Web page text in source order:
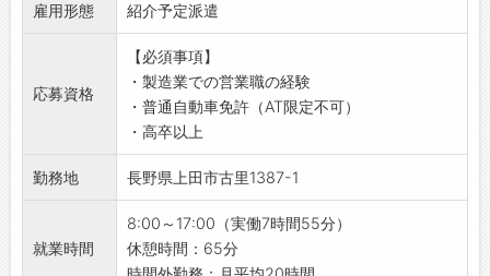
軽に健康相談が可能です。
・治療は社員だけでなく、ご家族も社員価格
（有料）で利用できます。
・提携鍼灸治療院での治療費補助制度もあり、
健康サポート体制が充実しています。
・フレキシブルな働き方を推進し、オンとオフ
のメリハリを大切にしています。
◆充実の研修制度あり！
・外部講師による専門技術講座や人権セミナー
【具体的な業務内容】
・新規顧客の開拓
・既存顧客のフォローや関係強化
【スキルアップ♪】
◆これまでの営業経験を存分に活かせます！
・先輩社員からの丁寧な指導や研修制度で、さ
らに営業力を磨けます。
【土日祝休み！（会社カレンダーによる）】
すめです。
【便利な立地♪】
雇用形態 紹介予定派遣
応募資格
【必須事項】
・製造業での営業職の経験
・普通自動車免許（AT限定不可）
・高卒以上
勤務地 長野県上田市古里1387-1
就業時間
8:00～17:00（実働7時間55分）
休憩時間：65分